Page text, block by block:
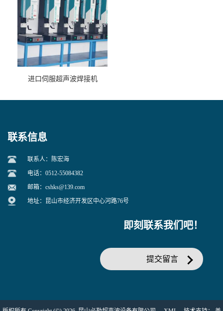
进口伺服超声波焊接机
联系信息
联系人：陈宏海
电话：0512-55084382
邮箱： cshks@139.com
地址：昆山市经济开发区中心河路76号
即刻联系我们吧！
提交留言